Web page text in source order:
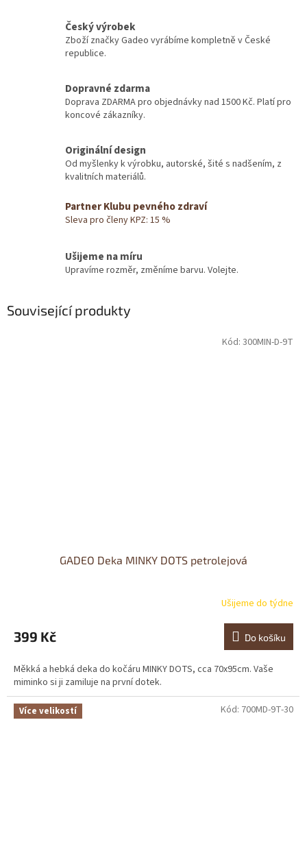
Český výrobek
Zboží značky Gadeo vyrábíme kompletně v České
republice.
Dopravné zdarma
Doprava ZDARMA pro objednávky nad 1500 Kč. Platí pro
koncové zákazníky.
Originální design
Od myšlenky k výrobku, autorské, šité s nadšením, z
kvalitních materiálů.
Partner Klubu pevného zdraví
Sleva pro členy KPZ: 15 %
Ušijeme na míru
Upravíme rozměr, změníme barvu. Volejte.
Související produkty
GADEO Deka MINKY DOTS petrolejová
produktu
je
z
5
hvězdiček.
Ušijeme do týdne
399 Kč Do košíku
Měkká a hebká deka do kočáru MINKY DOTS, cca 70x95cm. Vaše
miminko si ji zamiluje na první dotek.
Kód: 300MIN-D-9T
Více velikostí Kód: 700MD-9T-30